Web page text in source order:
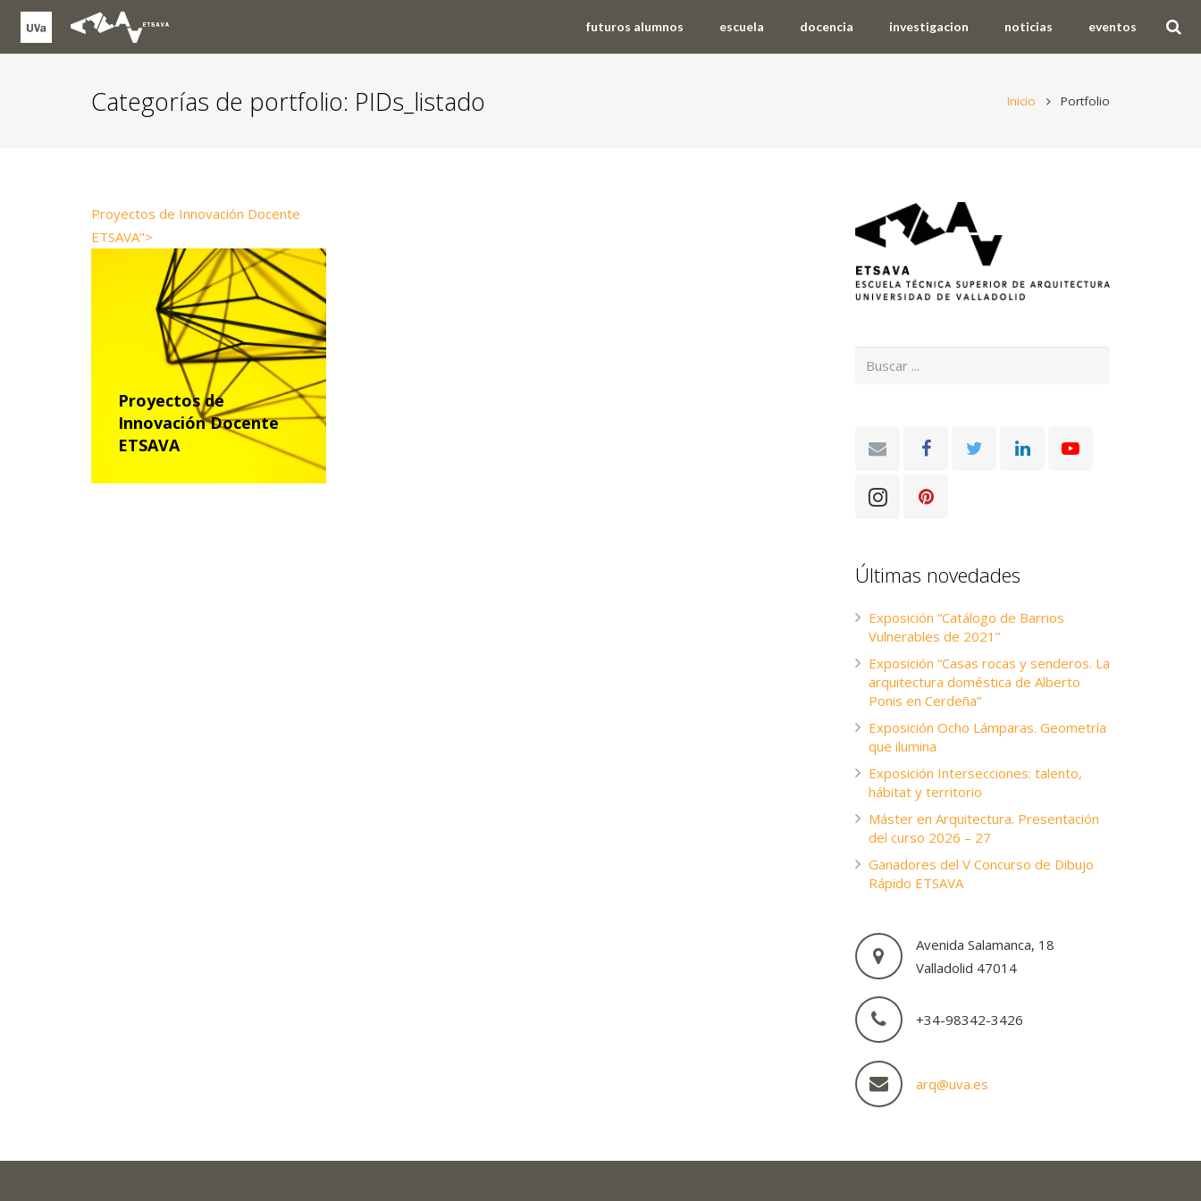
futuros alumnos escuela docencia investigacion noticias eventos
Categorías de portfolio: PIDs_listado Inicio Portfolio
Proyectos de Innovación Docente
ETSAVA">
Proyectos de
Innovación Docente
ETSAVA
Últimas novedades
Exposición “Catálogo de Barrios
Vulnerables de 2021”
Exposición “Casas rocas y senderos. La
arquitectura doméstica de Alberto
Ponis en Cerdeña”
Exposición Ocho Lámparas. Geometría
que ilumina
Exposición Intersecciones: talento,
hábitat y territorio
Máster en Arquitectura. Presentación
del curso 2026 – 27
Ganadores del V Concurso de Dibujo
Rápido ETSAVA
Avenida Salamanca, 18
Valladolid 47014
+34-98342-3426
arq@uva.es